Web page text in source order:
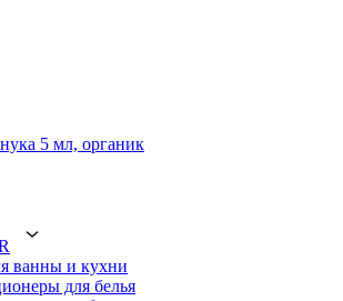
5 мл, органик
ванны и кухни
для белья